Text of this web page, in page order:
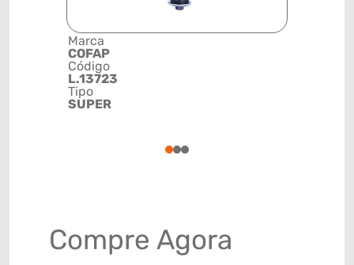
Marca
COFAP
Código
L.13723
Tipo
SUPER
123
Compre Agora